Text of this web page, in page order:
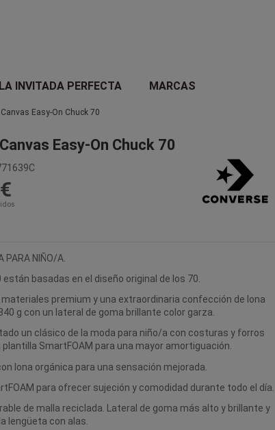
LA INVITADA PERFECTA MARCAS
Easy-On Chuck 70
Easy-On Chuck 70
PARA NIÑO/A.
están basadas en el diseño original de los 70.
premium y una extraordinaria confección de lona
g con un lateral de goma brillante color garza.
un clásico de la moda para niño/a con costuras y forros
plantilla SmartFOAM para una mayor amortiguación.
lona orgánica para una sensación mejorada.
para ofrecer sujeción y comodidad durante todo el día.
de malla reciclada. Lateral de goma más alto y brillante y
lengüeta con alas.